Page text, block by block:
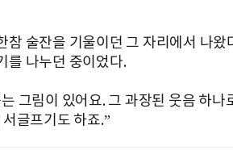
참 술잔을 기울이던 그 자리에서 나왔
를 나누던 중이었다.
그림이 있어요. 그 과장된 웃음 하나
글프기도 하죠.”